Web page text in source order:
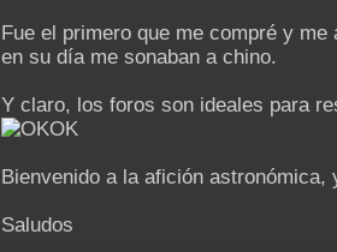
Fue el primero que me compré y
en su día me sonaban a chino.
Y claro, los foros son ideales para
Bienvenido a la afición
Saludos